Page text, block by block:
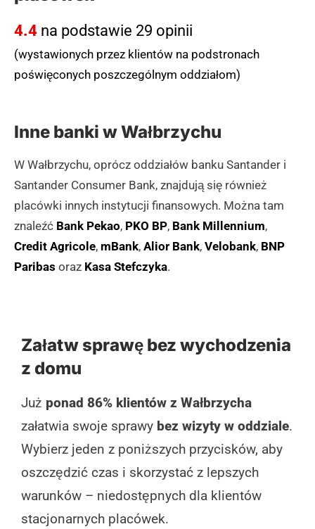
obsługę w języku migowym oraz możliwość wejścia z
psem asystującym, a także działa w systemie
bezgotówkowym.
4.4 na podstawie 29 opinii
(wystawionych przez klientów na podstronach
poświęconych poszczególnym oddziałom)
Inne banki w Wałbrzychu
W Wałbrzychu, oprócz oddziałów banku Santander i
Santander Consumer Bank, znajdują się również
placówki innych instytucji finansowych. Można tam
znaleźć Bank Pekao, PKO BP, Bank Millennium,
Credit Agricole, mBank, Alior Bank, Velobank, BNP
Paribas oraz Kasa Stefczyka.
Załatw sprawę bez wychodzenia
z domu
Już ponad 86% klientów z Wałbrzycha
załatwia swoje sprawy bez wizyty w oddziale.
Wybierz jeden z poniższych przycisków, aby
oszczędzić czas i skorzystać z lepszych
warunków – niedostępnych dla klientów
stacjonarnych placówek.